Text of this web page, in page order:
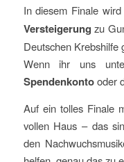
In diesem Finale
Versteigerung zu
Deutschen Krebshilfe
Wenn ihr uns
Spendenkontooder
Auf ein tolles Finale
vollen Haus – das
den